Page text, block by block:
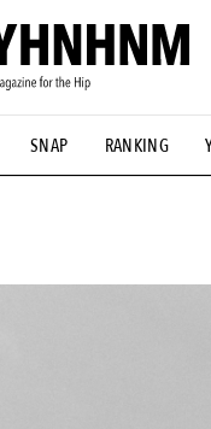
SNAP RANKING
#マイナーグ
けん #FASHION